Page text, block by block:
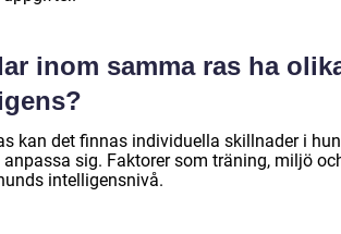
inom samma ras ha
kan det finnas individuella skillnader i
sig. Faktorer som träning, miljö
intelligensnivå.